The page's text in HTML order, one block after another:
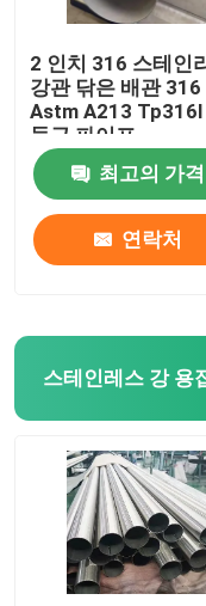
2 인치 316 스테인
강관 닦은 배관 316
Astm A213 Tp316l
둥근 파이프
최고의 가격
연락처
스테인레스 강 용